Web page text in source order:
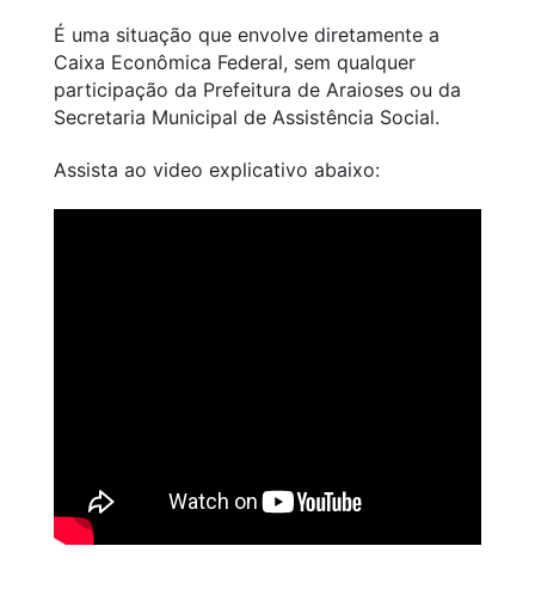
É uma situação que envolve diretamente a
Caixa Econômica Federal, sem qualquer
participação da Prefeitura de Araioses ou da
Secretaria Municipal de Assistência Social.
Assista ao video explicativo abaixo: